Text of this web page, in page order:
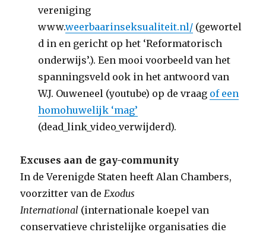
vereniging
www.weerbaarinseksualiteit.nl/ (gewortel
d in en gericht op het ‘Reformatorisch
onderwijs’.). Een mooi voorbeeld van het
spanningsveld ook in het antwoord van
W.J. Ouweneel (youtube) op de vraag of een
homohuwelijk ‘mag’
(dead_link_video_verwijderd).
Excuses aan de gay-community
In de Verenigde Staten heeft Alan Chambers,
voorzitter van deExodus
International (internationale koepel van
conservatieve christelijke organisaties die